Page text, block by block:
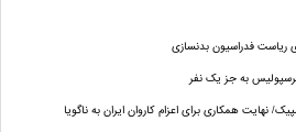
ریاست فدراسیون بدنسازی
به جز یک نفر
نهایت همکاری برای اعزام کاروان ایران به ناگویا